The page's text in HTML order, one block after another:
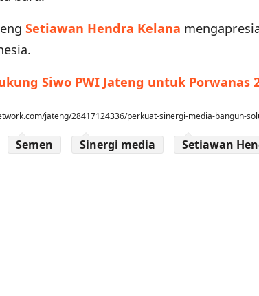
Setiawan Hendra Kelana
Siwo PWI Jateng untuk Porwanas
jateng/28417124336/perkuat-sinergi-media-bangun-
Semen Sinergi media Setiawan